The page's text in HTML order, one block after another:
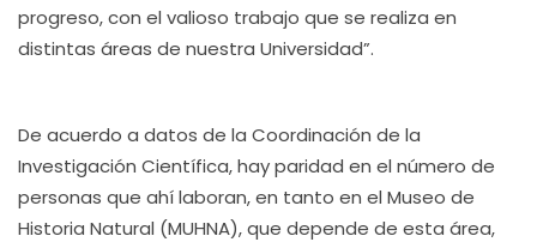
progreso, con el valioso trabajo que se realiza en
distintas áreas de nuestra Universidad”.
De acuerdo a datos de la Coordinación de la
Investigación Científica, hay paridad en el número de
personas que ahí laboran, en tanto en el Museo de
Historia Natural (MUHNA), que depende de esta área,